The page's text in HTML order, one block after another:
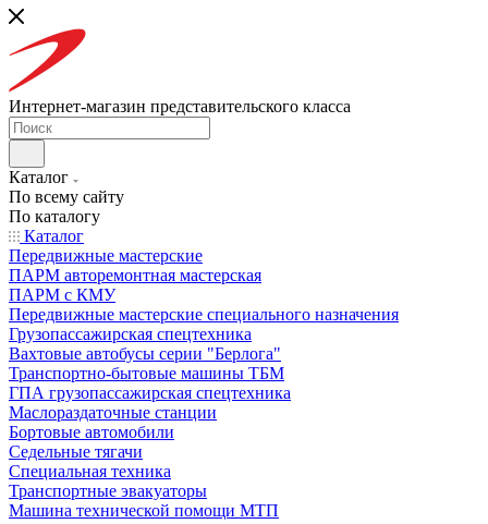
Интернет-магазин представительского класса
Каталог
По всему сайту
По каталогу
Каталог
Передвижные мастерские
ПАРМ авторемонтная мастерская
ПАРМ с КМУ
Передвижные мастерские специального назначения
Грузопассажирская спецтехника
Вахтовые автобусы серии "Берлога"
Транспортно-бытовые машины ТБМ
ГПА грузопассажирская спецтехника
Маслораздаточные станции
Бортовые автомобили
Седельные тягачи
Специальная техника
Транспортные эвакуаторы
Машина технической помощи МТП